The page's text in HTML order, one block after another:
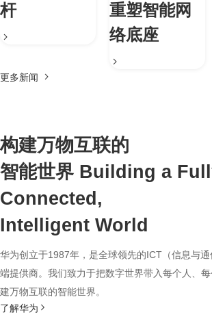
杆
重塑智能网
络底座
更多新闻
构建万物互联的
智能世界 Building a
Connected,
Intelligent World
华为创立于1987年，是全球领先的ICT（信息与
端提供商。我们致力于把数字世界带入每个人、
建万物互联的智能世界。
了解华为